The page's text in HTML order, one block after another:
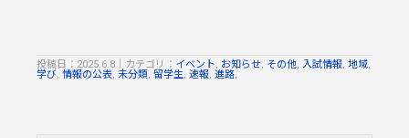
投稿日：2025.6.8 カテゴリ： イベント, お知らせ, その他, 入試情報, 地域,
学び, 情報の公表, 未分類, 留学生, 速報, 進路,